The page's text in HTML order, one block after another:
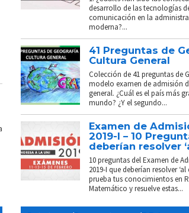
desarrollo de las tecnologías
comunicación en la
moderna?...
41 Preguntas de
Cultura General
Colección de 41 preguntas de
modelo examen de admisión
general. ¿Cuál es el país más
mundo? ¿Y el segundo...
Examen de
2019-I – 10
deberían resolver
10 preguntas del Examen de
2019-I que deberían resolver
prueba tus conocimientos en
Matemático y resuelve estas...